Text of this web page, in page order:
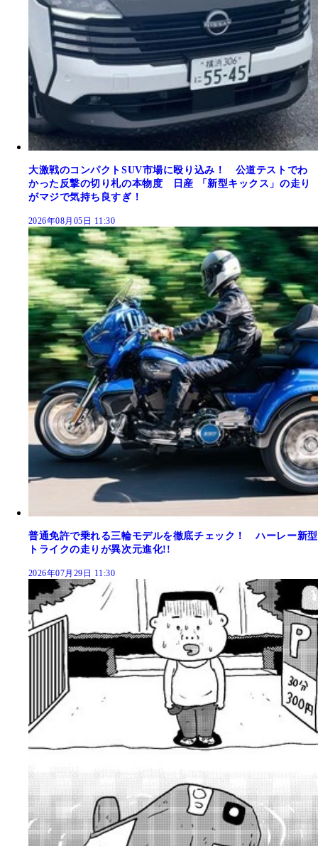
大激戦のコンパクトSUV市場に殴り込み！ 公道テストでわ
かった反撃の切り札の本物度 日産 「新型キックス」の走り
がマジで気持ち良すぎ！
2026年08月05日 11:30
普通免許で乗れる三輪モデルを徹底チェック！ ハーレー新型
トライクの走りが異次元進化!!
2026年07月29日 11:30